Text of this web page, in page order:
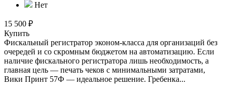
Нет
15 500 ₽
Купить
Фискальный регистратор эконом-класса для организаций без
очередей и со скромным бюджетом на автоматизацию. Если
наличие фискального регистратора лишь необходимость, а
главная цель — печать чеков с минимальными затратами,
Вики Принт 57Ф — идеальное решение. Гребенка...